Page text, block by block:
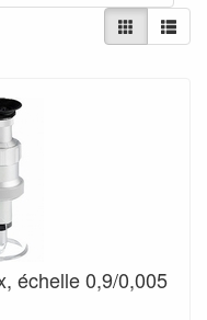
échelle 0,9/0,005